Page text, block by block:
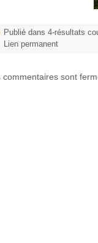
Publié dans 4-résultats
Lien permanent
commentaires sont